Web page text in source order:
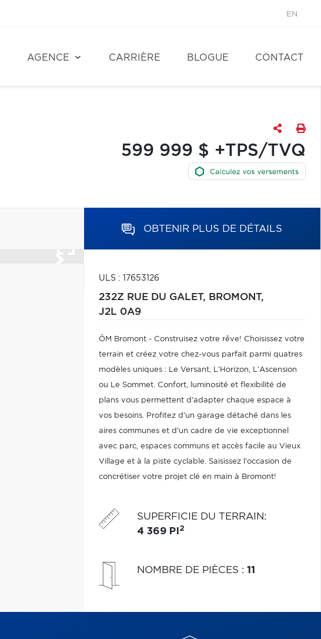
EN
AGENCE CARRIÈRE BLOGUE CONTACT
599 999 $ +TPS/TVQ
OBTENIR PLUS DE DÉTAILS
ULS : 17653126
232Z RUE DU GALET, BROMONT,
J2L 0A9
ÔM Bromont - Construisez votre rêve! Choisissez votre
terrain et créez votre chez-vous parfait parmi quatres
modèles uniques : Le Versant, L'Horizon, L'Ascension
ou Le Sommet. Confort, luminosité et flexibilité de
plans vous permettent d'adapter chaque espace à
vos besoins. Profitez d'un garage détaché dans les
aires communes et d'un cadre de vie exceptionnel
avec parc, espaces communs et accès facile au Vieux
Village et à la piste cyclable. Saisissez l'occasion de
concrétiser votre projet clé en main à Bromont!
SUPERFICIE DU TERRAIN:
4 369 PI 2
NOMBRE DE PIÈCES : 11